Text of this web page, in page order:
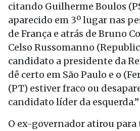
citando Guilherme Boulos
aparecido em 3º lugar nas
de França e atrás de Bruno
Celso Russomanno
candidato a presidente da
dê certo em São Paulo e o
(PT) estiver fraco ou
candidato líder da esquerda.”
O ex-governador atirou para